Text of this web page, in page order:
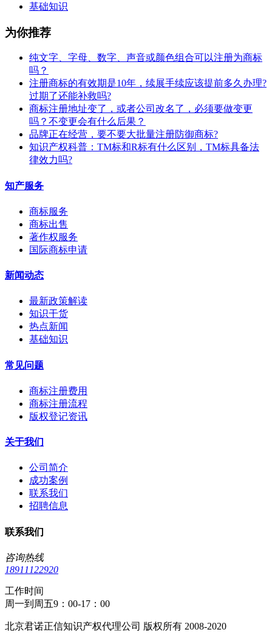
基础知识
为你推荐
纯文字、字母、数字、声音或颜色组合可以注册为商标
吗？
注册商标的有效期是10年，续展手续应该提前多久办理?
过期了还能补救吗?
商标注册地址变了，或者公司改名了，必须要做变更
吗？不变更会有什么后果？
​品牌正在经营，要不要大批量注册防御商标?
知识产权科普：TM标和R标有什么区别，TM标具备法
律效力吗?
知产服务
商标服务
商标出售
著作权服务
国际商标申请
新闻动态
最新政策解读
知识干货
热点新闻
基础知识
常见问题
商标注册费用
商标注册流程
版权登记资讯
关于我们
公司简介
成功案例
联系我们
招聘信息
联系我们
咨询热线
18911122920
工作时间
周一到周五9：00-17：00
北京君诺正信知识产权代理公司 版权所有 2008-2020